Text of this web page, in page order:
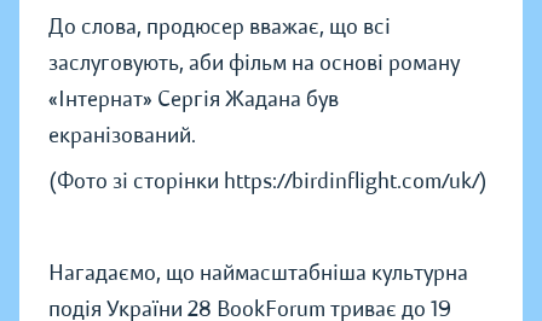
До слова, продюсер вважає, що всі
заслуговують, аби фільм на основі роману
«Інтернат» Сергія Жадана був
екранізований.
(Фото зі сторінки https://birdinflight.com/uk/)
Нагадаємо, що наймасштабніша культурна
подія України 28 BookForum триває до 19